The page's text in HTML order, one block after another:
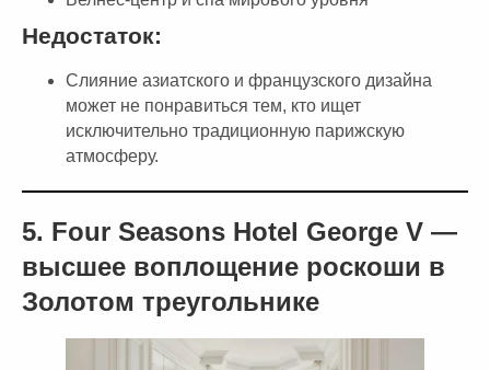
Недостаток:
Слияние азиатского и французского дизайна
может не понравиться тем, кто ищет
исключительно традиционную парижскую
атмосферу.
5. Four Seasons Hotel George V —
высшее воплощение роскоши в
Золотом треугольнике